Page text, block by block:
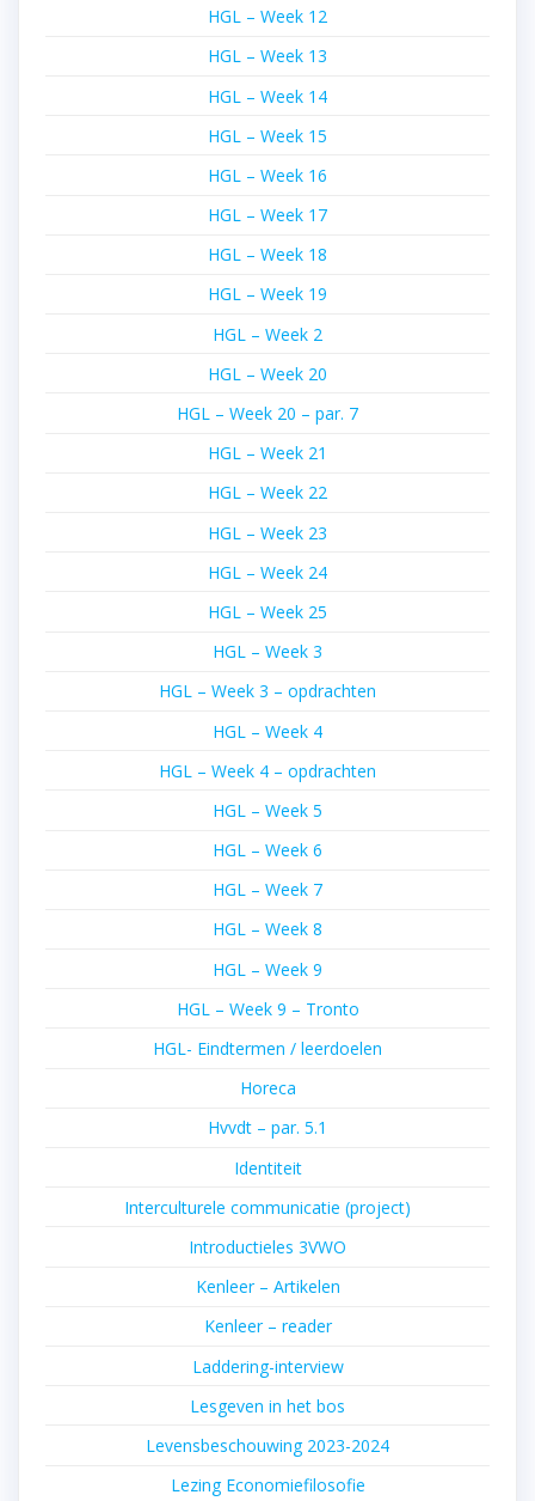
HGL – Week 12
HGL – Week 13
HGL – Week 14
HGL – Week 15
HGL – Week 16
HGL – Week 17
HGL – Week 18
HGL – Week 19
HGL – Week 2
HGL – Week 20
HGL – Week 20 – par. 7
HGL – Week 21
HGL – Week 22
HGL – Week 23
HGL – Week 24
HGL – Week 25
HGL – Week 3
HGL – Week 3 – opdrachten
HGL – Week 4
HGL – Week 4 – opdrachten
HGL – Week 5
HGL – Week 6
HGL – Week 7
HGL – Week 8
HGL – Week 9
HGL – Week 9 – Tronto
HGL- Eindtermen / leerdoelen
Horeca
Hvvdt – par. 5.1
Identiteit
Interculturele communicatie (project)
Introductieles 3VWO
Kenleer – Artikelen
Kenleer – reader
Laddering-interview
Lesgeven in het bos
Levensbeschouwing 2023-2024
Lezing Economiefilosofie